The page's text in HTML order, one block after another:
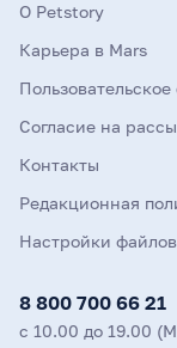
О Petstory
Карьера в Mars
Согласие на
Контакты
Редакционная
Настройки
8 800 700 66 21
с 10.00 до 19.00